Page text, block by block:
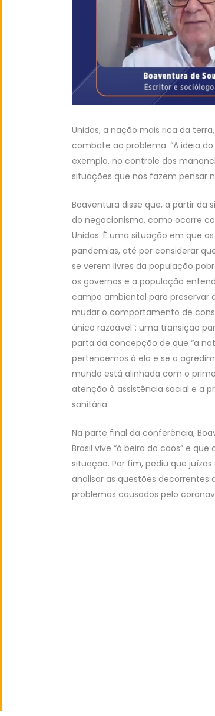
Unidos, a nação mais rica da
combate ao problema. “A ideia
exemplo, no controle dos
situações que nos fazem pensar
Boaventura disse que, a partir da
do negacionismo, como ocorre
Unidos. É uma situação em que
pandemias, até por considerar
se verem livres da população
os governos e a população
campo ambiental para preservar
mudar o comportamento de
único razoável”: uma transição
parta da concepção de que “a
pertencemos à ela e se a
mundo está alinhada com o
atenção à assistência social e a
sanitária.
Na parte final da conferência,
Brasil vive “à beira do caos” e
situação. Por fim, pediu que
analisar as questões decorrentes
problemas causados pelo